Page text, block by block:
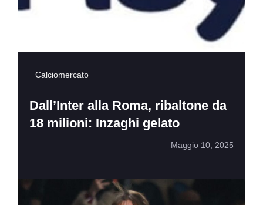
Calciomercato
Dall’Inter alla Roma, ribaltone da
18 milioni: Inzaghi gelato
Maggio 10, 2025